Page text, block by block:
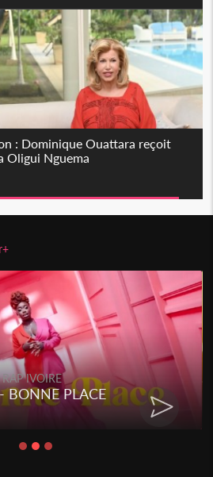
: Dominique Ouattara reçoit
Oligui Nguema
RAP IVOIRE
BONNE PLACE